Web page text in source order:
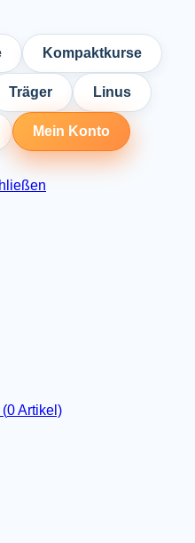
Kompaktkurse
Träger Linus
Mein Konto
(0Artikel)